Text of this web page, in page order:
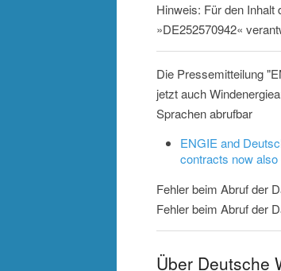
Hinweis: Für den
»DE252570942«
Die Pressemitteilung
jetzt auch
Sprachen abrufbar
ENGIE and
contracts now
Fehler beim Abruf der
Fehler beim Abruf der
Über Deutsche